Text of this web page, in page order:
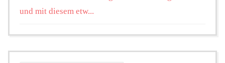
und mit diesem etw...